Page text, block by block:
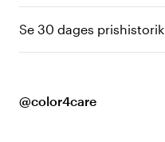
Se 30 dages prishistorik
@color4care